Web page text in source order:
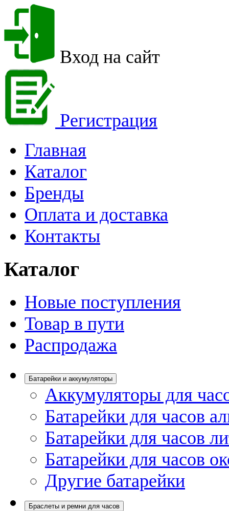
Вход на сайт
Регистрация
Главная
Каталог
Бренды
Оплата и доставка
Контакты
Каталог
Новые поступления
Товар в пути
Распродажа
Батарейки и аккумуляторы
Аккумуляторы для
Батарейки для часов
Батарейки для часов
Батарейки для часов
Другие батарейки
Браслеты и ремни для часов